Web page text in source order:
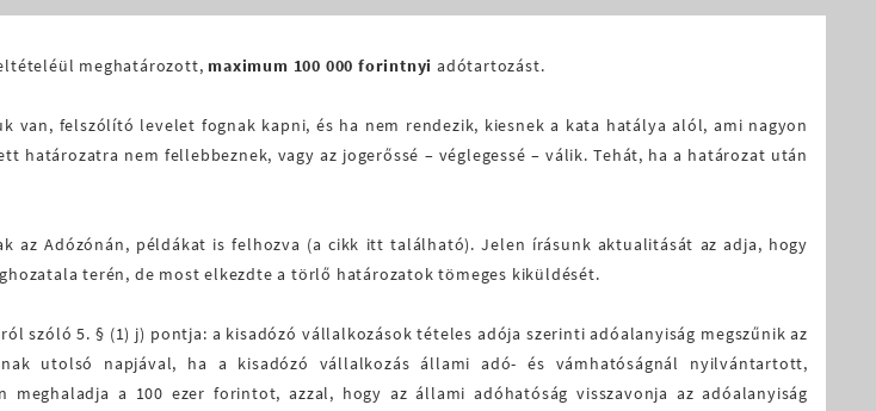
meghatározott, maximum 100 000 forintnyi adótartozást.
van, felszólító levelet fognak kapni, és ha nem rendezik, kiesnek a kata hatálya alól, ami nagyon
nem fellebbeznek, vagy az jogerőssé – véglegessé – válik. Tehát, ha a határozat után
az Adózónán, példákat is felhozva (a cikk itt található). Jelen írásunk aktualitását az adja, hogy
terén, de most elkezdte a törlő határozatok tömeges kiküldését.
szóló 5. § (1) j) pontja: a kisadózó vállalkozások tételes adója szerinti adóalanyiság megszűnik az
utolsó napjával, ha a kisadózó vállalkozás állami adó- és vámhatóságnál nyilvántartott,
a 100 ezer forintot, azzal, hogy az állami adóhatóság visszavonja az adóalanyiság